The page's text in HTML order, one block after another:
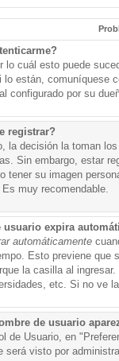
lo cuál esto puede
están, comuníquese
configurado por su
registrar?
la decisión la toman
Sin embargo, estar
tener su imagen
muy recomendable.
expira
automáticamente
Esto previene que
la casilla al
etc. Si no ve
de usuario
de Usuario, en
visto por